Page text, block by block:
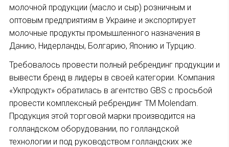
молочной продукции (масло и сыр) розничным и
оптовым предприятиям в Украине и экспортирует
молочные продукты промышленного назначения в
Данию, Нидерланды, Болгарию, Японию и Турцию.
Требовалось провести полный ребрендинг продукции и
вывести бренд в лидеры в своей категории. Компания
«Укпродукт» обратилась в агентство GBS с просьбой
провести комплексный ребрендинг ТМ Molendam.
Продукция этой торговой марки производится на
голландском оборудовании, по голландской
технологии и под руководством голландских же